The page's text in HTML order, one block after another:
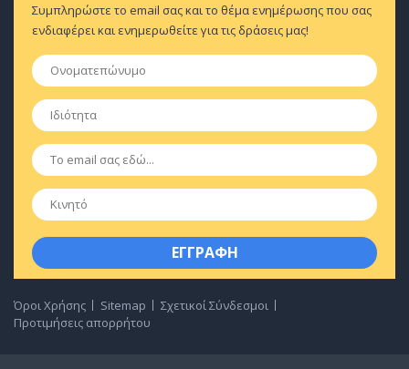
Συμπληρώστε το email σας και το θέμα ενημέρωσης που σας
ενδιαφέρει και ενημερωθείτε για τις δράσεις μας!
Ονοματεπώνυμο
Ιδιότητα
Email
Κινητό
Όροι Χρήσης Sitemap
Σχετικοί Σύνδεσμοι
Προτιμήσεις απορρήτου